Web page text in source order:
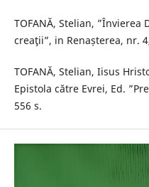
TOFANĂ, Stelian,
creaţii”, in Renașterea, nr.
TOFANĂ, Stelian, Iisus
Epistola către Evrei, Ed.
556 s.